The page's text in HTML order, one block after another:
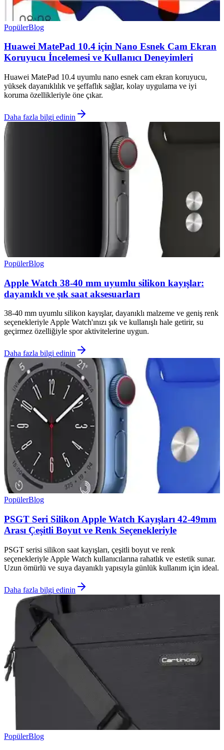
PopülerBlog
Huawei MatePad 10.4 için Nano Esnek Cam Ekran
Koruyucu İncelemesi ve Kullanıcı Deneyimleri
Huawei MatePad 10.4 uyumlu nano esnek cam ekran koruyucu,
yüksek dayanıklılık ve şeffaflık sağlar, kolay uygulama ve iyi
koruma özellikleriyle öne çıkar.
Daha fazla bilgi edinin
PopülerBlog
Apple Watch 38-40 mm uyumlu silikon kayışlar:
dayanıklı ve şık saat aksesuarları
38-40 mm uyumlu silikon kayışlar, dayanıklı malzeme ve geniş renk
seçenekleriyle Apple Watch'ınızı şık ve kullanışlı hale getirir, su
geçirmez özelliğiyle spor aktivitelerine uygun.
Daha fazla bilgi edinin
PopülerBlog
PSGT Seri Silikon Apple Watch Kayışları 42-49mm
Arası Çeşitli Boyut ve Renk Seçenekleriyle
PSGT serisi silikon saat kayışları, çeşitli boyut ve renk
seçenekleriyle Apple Watch kullanıcılarına rahatlık ve estetik sunar.
Uzun ömürlü ve suya dayanıklı yapısıyla günlük kullanım için ideal.
Daha fazla bilgi edinin
PopülerBlog